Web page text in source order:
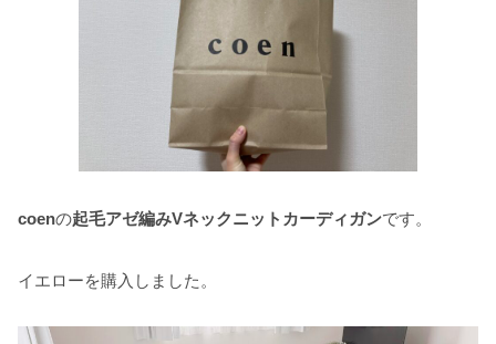
coenの起毛アゼ編みVネックニットカーディガンです。
イエローを購入しました。